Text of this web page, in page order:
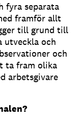
fyra separata
framför allt
till grund till
utveckla och
och
ta fram olika
arbetsgivare